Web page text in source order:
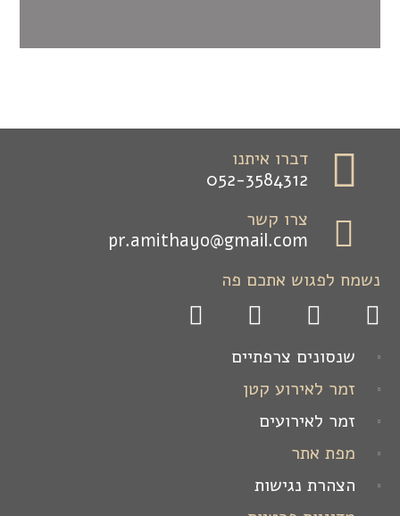
דברו איתנו
052-3584312
צרו קשר
pr.amithayo@gmail.com
נשמח לפגוש אתכם פה
שנסונים צרפתיים
זמר לאירוע קטן
זמר לאירועים
מפת אתר
הצהרת נגישות